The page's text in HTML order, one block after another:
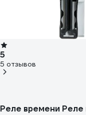
5
5 отзывов
Реле времени Реле